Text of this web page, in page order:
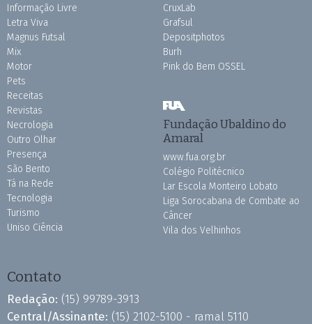
Informação Livre
Letra Viva
Magnus Futsal
Mix
Motor
Pets
Receitas
Revistas
Necrologia
Outro Olhar
Presença
São Bento
Tá na Rede
Tecnologia
Turismo
Uniso Ciência
CruxLab
Grafsul
Depositphotos
Burh
Pink do Bem OSSEL
Fundação Ubaldino do
Amaral
www.fua.org.br
Colégio Politécnico
Lar Escola Monteiro Lobato
Liga Sorocabana de Combate ao
Câncer
Vila dos Velhinhos
Contato
Redação: (15) 99789-3913
Central/Assinante: (15) 2102-5100 - ramal 5110